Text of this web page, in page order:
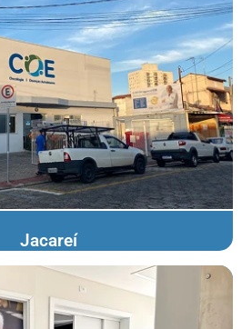
Jacareí